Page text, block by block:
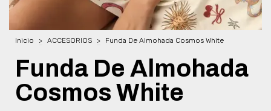
Inicio > ACCESORIOS > Funda De Almohada Cosmos White
Funda De Almohada
Cosmos White